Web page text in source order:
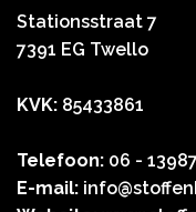
Stationsstraat 7
7391 EG Twello
KVK: 85433861
Telefoon: 06 -
E-mail: